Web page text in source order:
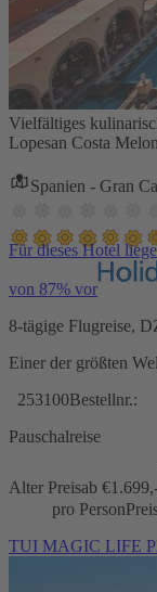
Vielfältiges
Lopesan Costa
Spanien - Gran
Für dieses Hotel
von 87% vor
8-tägige Flugreise,
Einer der größten
253100Bestellnr.:
Pauschalreise
Alter Preisab €
pro Person
TUI MAGIC LIFE